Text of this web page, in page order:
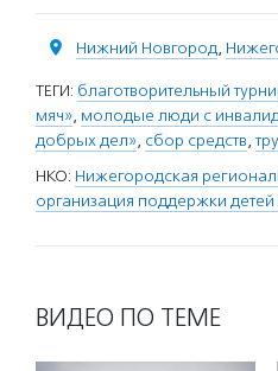
Нижний Новгород,
ТЕГИ: благотворительный
мяч», молодые люди с
добрых дел», сбор средств,
НКО: Нижегородская
организация поддержки
ВИДЕО ПО ТЕМЕ